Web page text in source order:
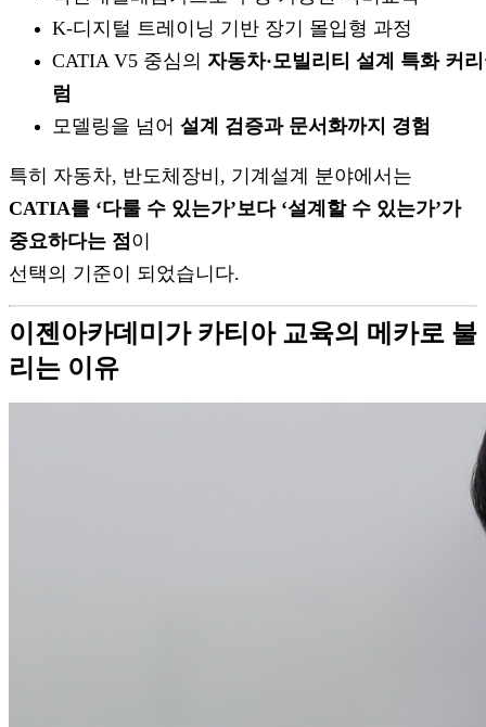
K-디지털 트레이닝 기반 장기 몰입형 과정
CATIA V5 중심의 자동차·모빌리티 설계 특화 커
럼
모델링을 넘어 설계 검증과 문서화까지 경험
특히 자동차, 반도체장비, 기계설계 분야에서는
CATIA를 ‘다룰 수 있는가’보다 ‘설계할 수 있는가’가
중요하다는 점 이
선택의 기준이 되었습니다.
이젠아카데미가 카티아 교육의 메카로 불
리는 이유